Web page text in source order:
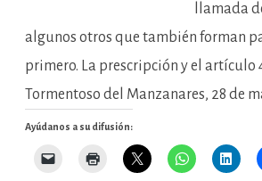
llamada
algunos otros que también forman
primero. La prescripción y el artículo
Tormentoso del Manzanares, 28 de
Ayúdanos a su difusión: